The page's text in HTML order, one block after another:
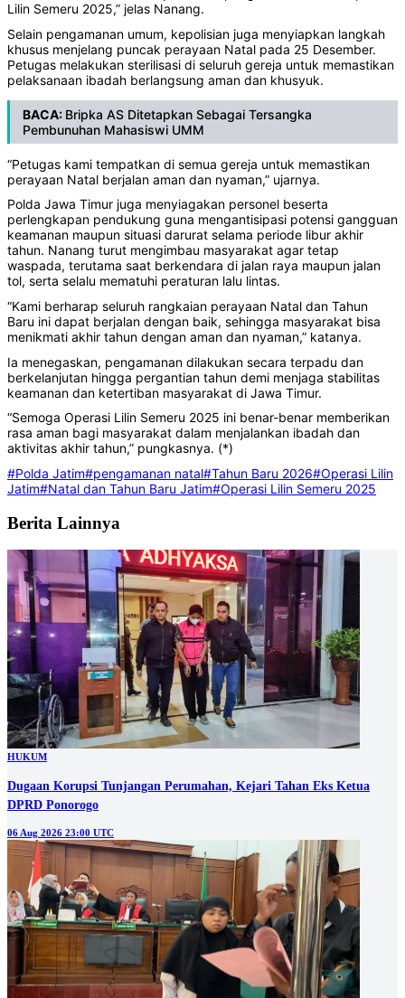
Lilin Semeru 2025,” jelas Nanang.
Selain pengamanan umum, kepolisian juga menyiapkan langkah
khusus menjelang puncak perayaan Natal pada 25 Desember.
Petugas melakukan sterilisasi di seluruh gereja untuk memastikan
pelaksanaan ibadah berlangsung aman dan khusyuk.
BACA: Bripka AS Ditetapkan Sebagai Tersangka
Pembunuhan Mahasiswi UMM
“Petugas kami tempatkan di semua gereja untuk memastikan
perayaan Natal berjalan aman dan nyaman,” ujarnya.
Polda Jawa Timur juga menyiagakan personel beserta
perlengkapan pendukung guna mengantisipasi potensi gangguan
keamanan maupun situasi darurat selama periode libur akhir
tahun. Nanang turut mengimbau masyarakat agar tetap
waspada, terutama saat berkendara di jalan raya maupun jalan
tol, serta selalu mematuhi peraturan lalu lintas.
“Kami berharap seluruh rangkaian perayaan Natal dan Tahun
Baru ini dapat berjalan dengan baik, sehingga masyarakat bisa
menikmati akhir tahun dengan aman dan nyaman,” katanya.
Ia menegaskan, pengamanan dilakukan secara terpadu dan
berkelanjutan hingga pergantian tahun demi menjaga stabilitas
keamanan dan ketertiban masyarakat di Jawa Timur.
“Semoga Operasi Lilin Semeru 2025 ini benar-benar memberikan
rasa aman bagi masyarakat dalam menjalankan ibadah dan
aktivitas akhir tahun,” pungkasnya. (*)
#Polda Jatim#pengamanan natal#Tahun Baru 2026#Operasi Lilin
Jatim#Natal dan Tahun Baru Jatim#Operasi Lilin Semeru 2025
Berita Lainnya
HUKUM
Dugaan Korupsi Tunjangan Perumahan, Kejari Tahan Eks Ketua
DPRD Ponorogo
06 Aug 2026 23:00 UTC